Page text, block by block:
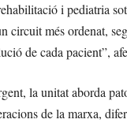
i pediatria
circuit més ordenat,
de cada pacient”,
la unitat aborda
de la marxa,